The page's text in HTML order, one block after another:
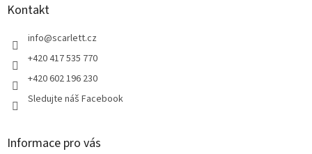
Kontakt
info@scarlett.cz
+420 417 535 770
+420 602 196 230
Sledujte náš Facebook
Informace pro vás